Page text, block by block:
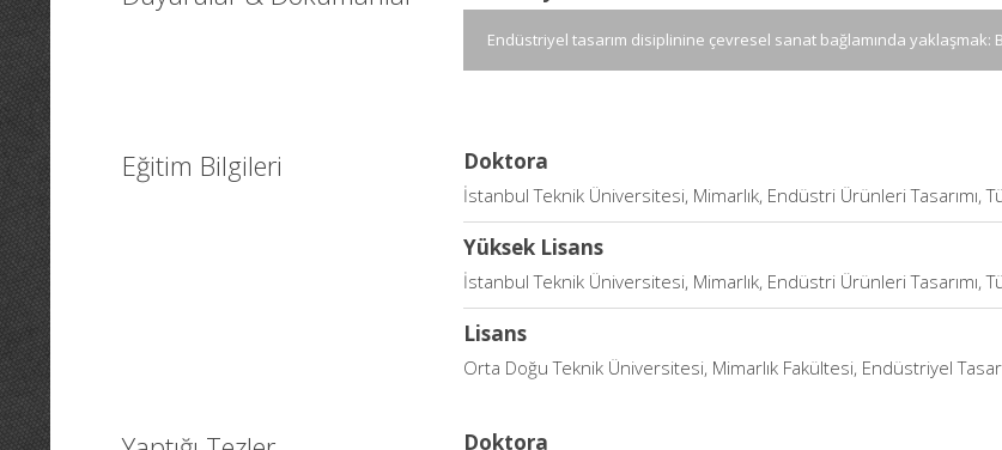
Endüstriyel tasarım disiplinine çevresel sanat bağlamında yaklaşmak:
Eğitim Bilgileri Doktora
İstanbul Teknik Üniversitesi, Mimarlık, Endüstri Ürünleri Tasarımı,
Yüksek Lisans
İstanbul Teknik Üniversitesi, Mimarlık, Endüstri Ürünleri Tasarımı,
Lisans
Orta Doğu Teknik Üniversitesi, Mimarlık Fakültesi, Endüstriyel
Doktora